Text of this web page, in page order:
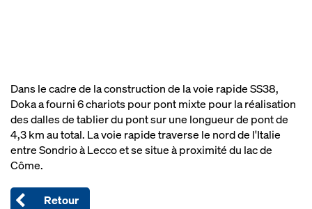
Dans le cadre de la construction de la voie rapide SS38,
Doka a fourni 6 chariots pour pont mixte pour la réalisation
des dalles de tablier du pont sur une longueur de pont de
4,3 km au total. La voie rapide traverse le nord de l'Italie
entre Sondrio à Lecco et se situe à proximité du lac de
Côme.
Retour